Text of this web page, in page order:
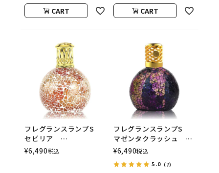
CART CART
フレグランスランプS
セビリア
ASHLEIGH&BURWOOD
（アシュレイアンドバー
¥6,490税込
フレグランスランプS
マゼンタクラッシュ
ASHLEIGH&BURWOOD
（アシュレイアンドバー
ウッド）
¥6,490税込
5.0（7）